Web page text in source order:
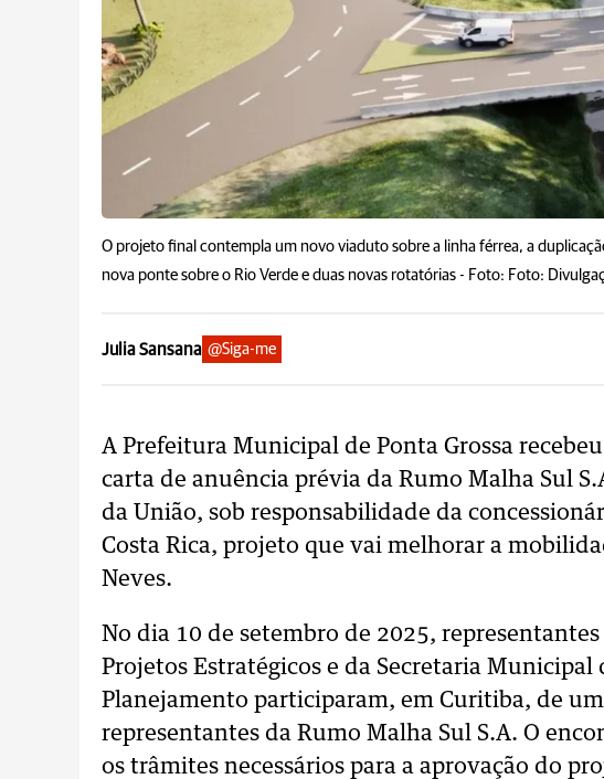
O projeto final contempla um novo viaduto sobre a linha férrea, a
nova ponte sobre o Rio Verde e duas novas rotatórias - Foto: Foto:
Julia Sansana @Siga-me
A Prefeitura Municipal de Ponta Grossa
carta de anuência prévia da Rumo Malha Sul
da União, sob responsabilidade da
Costa Rica, projeto que vai melhorar a
Neves.
No dia 10 de setembro de 2025,
Projetos Estratégicos e da Secretaria
Planejamento participaram, em Curitiba, de
representantes da Rumo Malha Sul S.A. O
os trâmites necessários para a aprovação do